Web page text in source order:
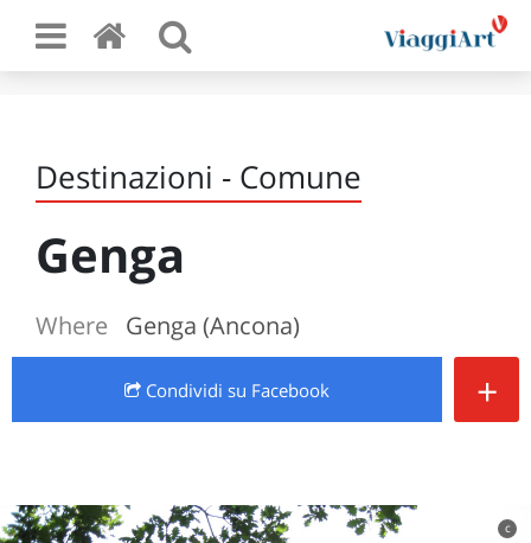
Destinazioni - Comune
Genga
Where Genga (Ancona)
Condividi su Facebook +
c